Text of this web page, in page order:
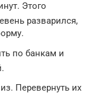
Этого
разварился,
по банкам и
Перевернуть их